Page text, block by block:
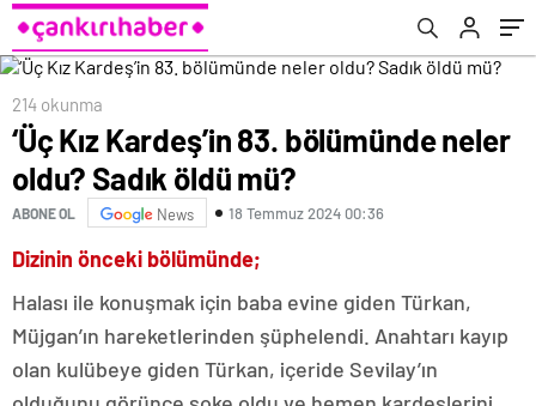
214 okunma
‘Üç Kız Kardeş’in 83. bölümünde neler
oldu? Sadık öldü mü?
ABONE OL News 18 Temmuz 2024 00:36
Dizinin önceki bölümünde;
Halası ile konuşmak için baba evine giden Türkan,
Müjgan’ın hareketlerinden şüphelendi. Anahtarı kayıp
olan kulübeye giden Türkan, içeride Sevilay’ın
geldi! Barışın önündeki tek engel:
Netanyahu